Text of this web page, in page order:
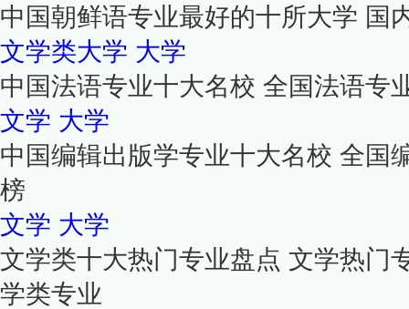
中国朝鲜语专业最好的十所大学 国
文学类大学 大学
中国法语专业十大名校 全国法语专
文学 大学
中国编辑出版学专业十大名校 全国
榜
文学 大学
文学类十大热门专业盘点 文学热门
学类专业